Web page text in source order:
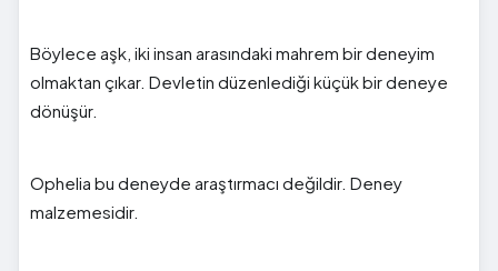
Böylece aşk, iki insan arasındaki mahrem bir deneyim
olmaktan çıkar. Devletin düzenlediği küçük bir deneye
dönüşür.
Ophelia bu deneyde araştırmacı değildir. Deney
malzemesidir.